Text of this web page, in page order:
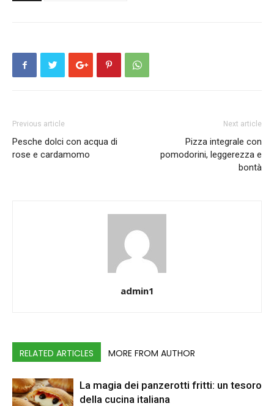
Previous article
Pesche dolci con acqua di
rose e cardamomo
Next article
Pizza integrale con
pomodorini, leggerezza e
bontà
admin1
RELATED ARTICLES MORE FROM AUTHOR
La magia dei panzerotti fritti: un tesoro
della cucina italiana